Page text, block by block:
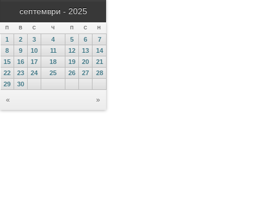
септември - 2025
П В С Ч П С Н
« »
1 2 3 4 5 6
7
8
9 10 11 12 13
14
15
16 17 18 19 20
21
22
23 24 25 26 27
28
29
30